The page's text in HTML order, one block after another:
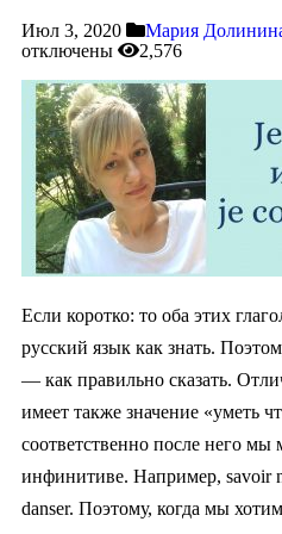
Июл 3, 2020 Мария
отключены
2,576
Если коротко: то оба этих
русский язык как знать.
— как правильно сказать.
имеет также значение «уметь
соответственно после него мы
инфинитиве. Например, savoir
danser. Поэтому, когда мы